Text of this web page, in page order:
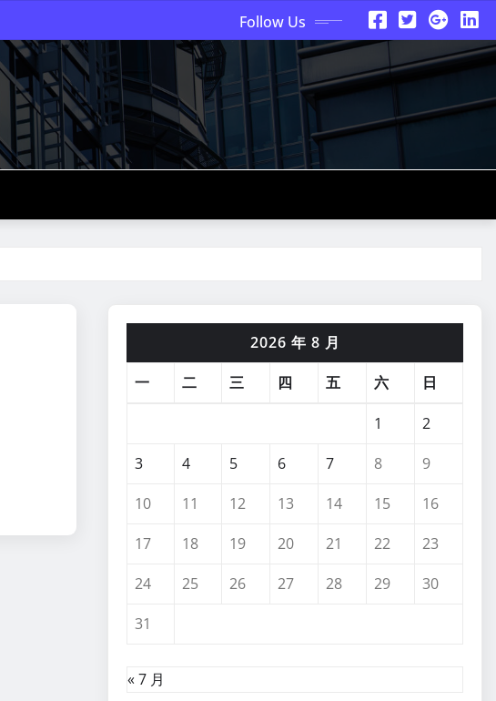
Follow Us
2026 年 8 月
一
二 三 四 五 六 日
1
2
3
4 5 6 7 8
9
10
11 12 13 14 15
16
17
18 19 20 21 22
23
24
25 26 27 28 29
30
31
« 7 月